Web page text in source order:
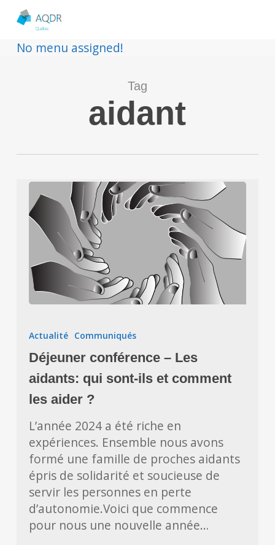
No menu assigned!
Tag
aidant
conférence
Les
aidants:
qui
ils
et
comment
les
aider
?
Actualité Communiqués
Déjeuner conférence – Les
aidants: qui sont-ils et comment
les aider ?
L’année 2024 a été riche en
expériences. Ensemble nous avons
formé une famille de proches aidants
épris de solidarité et soucieuse de
servir les personnes en perte
d’autonomie.Voici que commence
pour nous une nouvelle année…